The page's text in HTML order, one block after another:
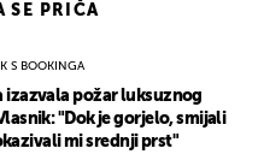
SE PRIČA
S BOOKINGA
izazvala požar luksuznog
"Dok je gorjelo, smijali
mi srednji prst"